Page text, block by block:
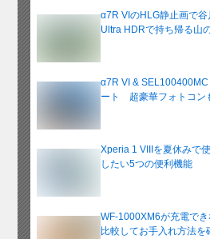
α7R VIのHLG静止画で
Ultra HDRで持ち帰る山
α7R VI &
ート 超豪華フォトコン
Xperia 1 VIIIを夏休みで
したい5つの便利機能
WF-1000XM6が充電で
比較してお手入れ方法を